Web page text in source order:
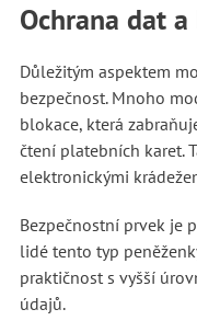
Ochrana dat
Důležitým aspektem
bezpečnost. Mnoho
blokace, která
čtení platebních karet.
elektronickými
Bezpečnostní prvek je
lidé tento typ
praktičnost s vyšší
údajů.